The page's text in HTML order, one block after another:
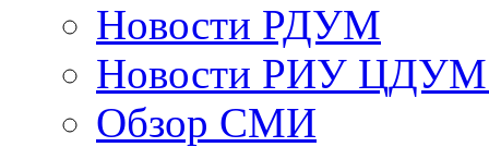
Новости РДУМ
Новости РИУ ЦДУМ
Обзор СМИ